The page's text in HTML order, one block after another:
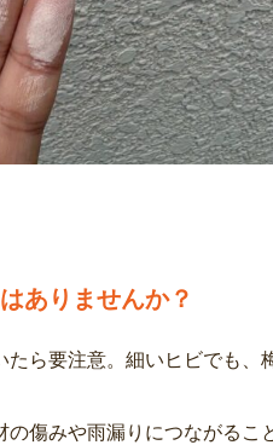
ありませんか？
ら要注意。細いヒビでも、
傷みや雨漏りにつながるこ